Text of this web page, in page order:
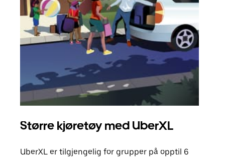
Større kjøretøy med UberXL
UberXL er tilgjengelig for grupper på opptil 6